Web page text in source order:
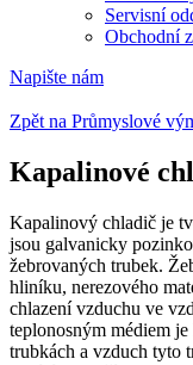
Servisní
Obchodní
Napište nám
Zpět na Průmyslové
Kapalinové
Kapalinový chladič je
jsou galvanicky
žebrovaných trubek.
hliníku, nerezového
chlazení vzduchu ve
teplonosným médiem
trubkách a vzduch tyto